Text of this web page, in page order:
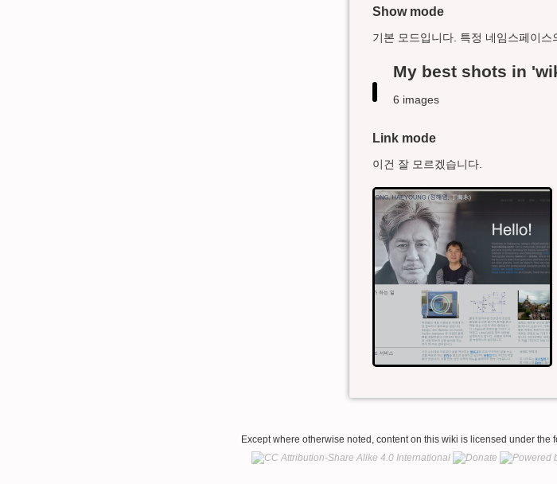
Show mode
기본 모드입니다. 특정 네임스페이
My best shots in
6 images
Link mode
이건 잘 모르겠습니다.
Except where otherwise noted, content on this wiki is licensed under the